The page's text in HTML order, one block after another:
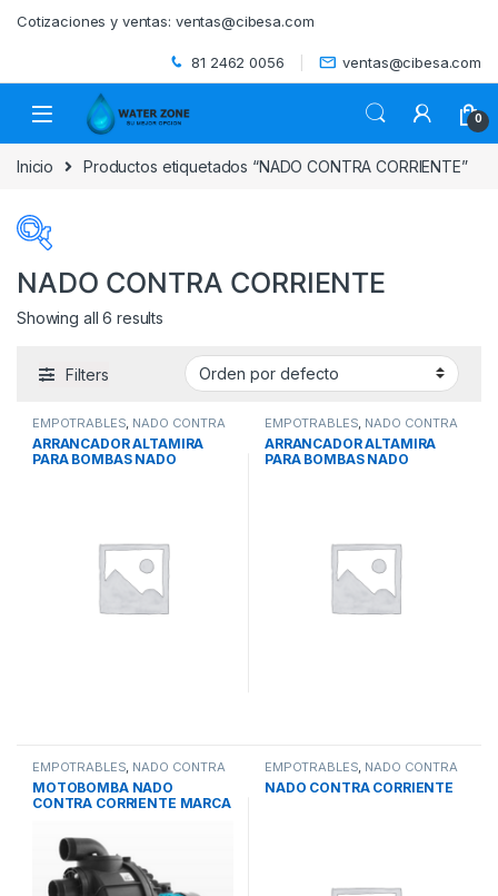
Cotizaciones y ventas: ventas@cibesa.com
81 2462 0056 ventas@cibesa.com
0
Inicio Productos etiquetados “NADO CONTRA CORRIENTE”
ACCESORIOS (0)
BEBEDEROS (0)
PISCINAS (180)
RECUBRIMIENTOS
TINACOS (0)
TOLVAS
NADO CONTRA CORRIENTE
Showing all 6 results
Filters
EMPOTRABLES, NADO CONTRA
CORRIENTE, PISCINAS
ARRANCADOR ALTAMIRA
PARA BOMBAS NADO
EMPOTRABLES, NADO CONTRA
CORRIENTE, PISCINAS
ARRANCADOR ALTAMIRA
PARA BOMBAS NADO
EMPOTRABLES NADO CONTRA
PISCINAS
MOTOBOMBA NADO
CONTRA CORRIENTE MARCA
EMPOTRABLES NADO CONTRA
PISCINAS
NADO CONTRA CORRIENTE